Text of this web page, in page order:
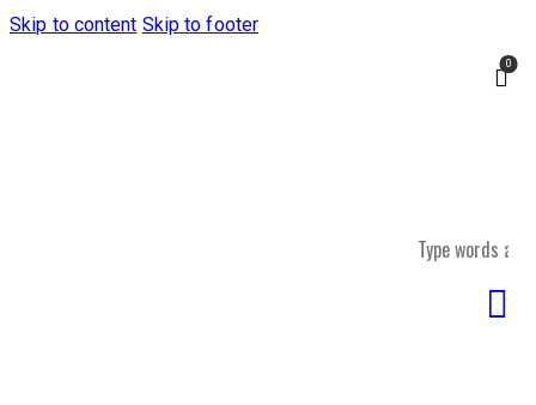
Skip to content Skip to footer
0